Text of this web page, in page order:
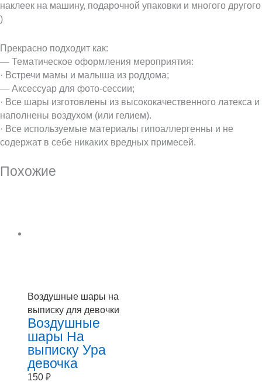
наклеек на машину, подарочной упаковки и многого другого
)
Прекрасно подходит как:
— Тематическое оформления мероприятия:
· Встречи мамы и малыша из роддома;
— Аксессуар для фото-сессии;
· Все шары изготовлены из высококачественного латекса и
наполнены воздухом (или гелием).
· Все используемые материалы гипоаллергенны и не
содержат в себе никаких вредных примесей.
Похожие
Воздушные шары на
выписку для девочки
Воздушные
шары На
выписку Ура
девочка
150 ₽